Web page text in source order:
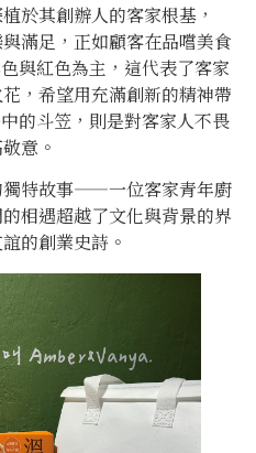
於其創辦人的客家根基，
滿足，正如顧客在品嚐美食
與紅色為主，這代表了客家
，希望用充滿創新的精神帶
的斗笠，則是對客家人不畏
意。
獨特故事——一位客家青年廚
相遇超越了文化與背景的界
的創業史詩。